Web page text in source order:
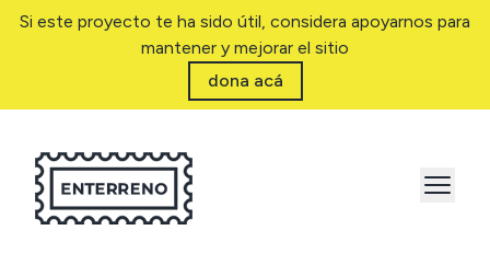
Si este proyecto te ha sido útil, considera apoyarnos para
mantener y mejorar el sitio
dona acá